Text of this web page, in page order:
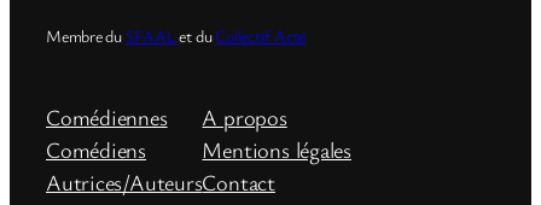
Membre du SFAALet duCollectif Acte
Comédiennes
Comédiens
Autrices/Auteurs
A propos
Mentions légales
Contact